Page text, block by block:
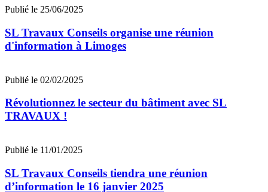
Publié le 25/06/2025
SL Travaux Conseils organise une réunion
d'information à Limoges
Publié le 02/02/2025
Révolutionnez le secteur du bâtiment avec SL
TRAVAUX !
Publié le 11/01/2025
SL Travaux Conseils tiendra une réunion
d’information le 16 janvier 2025